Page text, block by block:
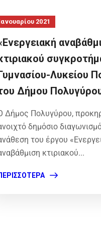
2021
Λυκείου
Δήμου
Δήμος Πολυγύρου,
δημόσιο
του έργου
κτιριακού...